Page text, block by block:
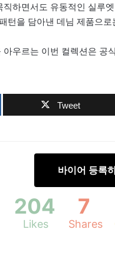
하면서도 유동적인 실루
턴을 담아낸 데님 제품으
우르는 이번 컬렉션은 공
Tweet
바이어 등록
204
Likes
7
Shares